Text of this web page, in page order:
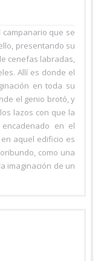
que se
presentando su
cenefas labradas,
Allí es donde el
en toda su
el genio brotó, y
lazos con que la
en el
aquel edificio es
como una
imaginación de un